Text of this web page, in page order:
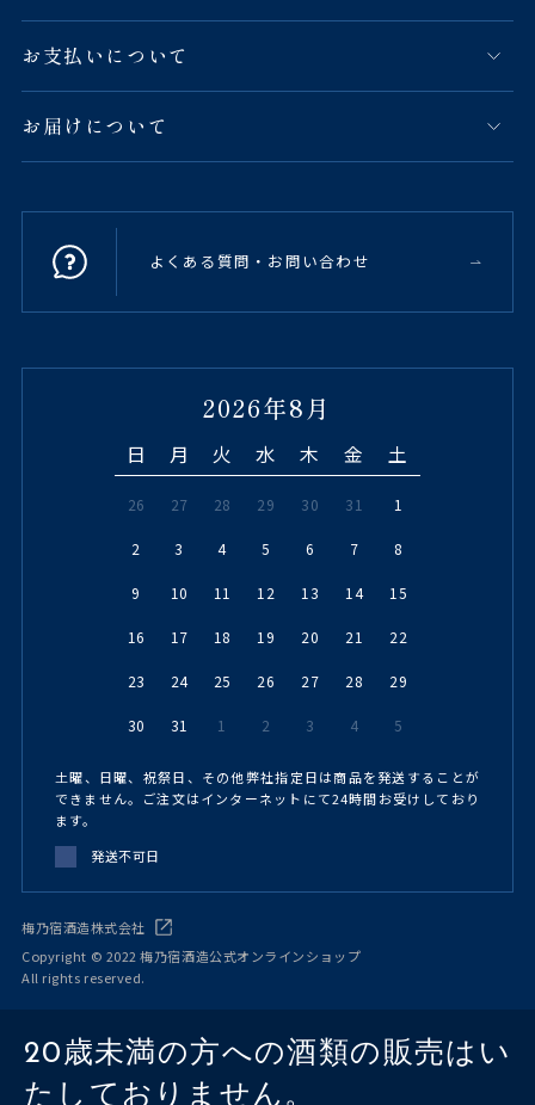
お支払いについて
お届けについて
よくある質問・お問い合わせ
2026年8月
日 月 火 水 木 金 土
26 27 28 29 30 31 1
2 3 4 5 6 7 8
9 10 11 12 13 14 15
16 17 18 19 20 21 22
23 24 25 26 27 28 29
30 31 1 2 3 4 5
土曜、日曜、祝祭日、その他弊社指定日は商品を発送することが
できません。ご注文はインターネットにて24時間お受けしており
ます。
発送不可日
梅乃宿酒造株式会社
Copyright © 2022 梅乃宿酒造公式オンラインショップ
All rights reserved.
20歳未満の方への酒類の販売はい
たしておりません。